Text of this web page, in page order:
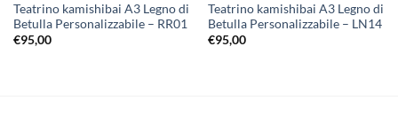
Teatrino kamishibai A3 Legno di
Betulla Personalizzabile – RR01
€95,00
Teatrino kamishibai A3 Legno di
Betulla Personalizzabile – LN14
€95,00